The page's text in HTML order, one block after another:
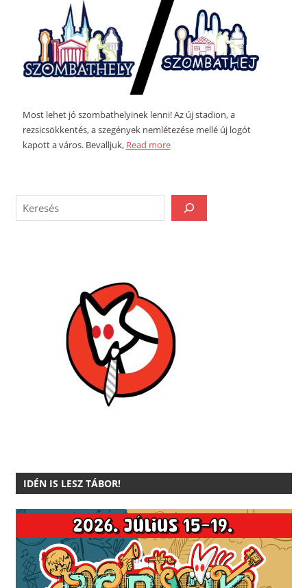
Most lehet jó szombathelyinek lenni! Az új stadion, a
rezsicsökkentés, a szegények nemlétezése mellé új logót
kapott a város. Bevalljuk, Read more
IDÉN IS LESZ TÁBOR!